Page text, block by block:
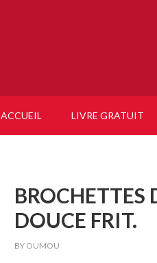
ACCUEIL LIVRE GRATUIT
BROCHETTES
DOUCE FRIT.
BY OUMOU